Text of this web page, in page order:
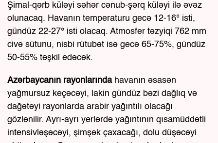
Şimal-qərb küləyi səhər cənub-şərq küləyi ilə əvəz
olunacaq. Havanın temperaturu gecə 12-16° isti,
gündüz 22-27° isti olacaq. Atmosfer təzyiqi 762 mm
civə sütunu, nisbi rütubət isə gecə 65-75%, gündüz
50-55% təşkil edəcək.
Azərbaycanın rayonlarındahavanın əsasən
yağmursuz keçəcəyi, lakin gündüz bəzi dağlıq və
dağətəyi rayonlarda arabir yağıntılı olacağı
gözlənilir. Ayrı-ayrı yerlərdə yağıntının qısamüddətli
intensivləşəcəyi, şimşək çaxacağı, dolu düşəcəyi